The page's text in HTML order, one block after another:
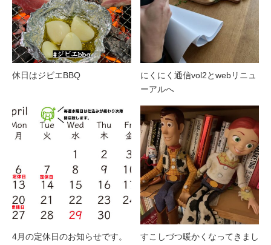
休日はジビエBBQ
にくにく通信vol2とwebリニュ
ーアルへ
4月の定休日のお知らせです。
すこしづつ暖かくなってきまし